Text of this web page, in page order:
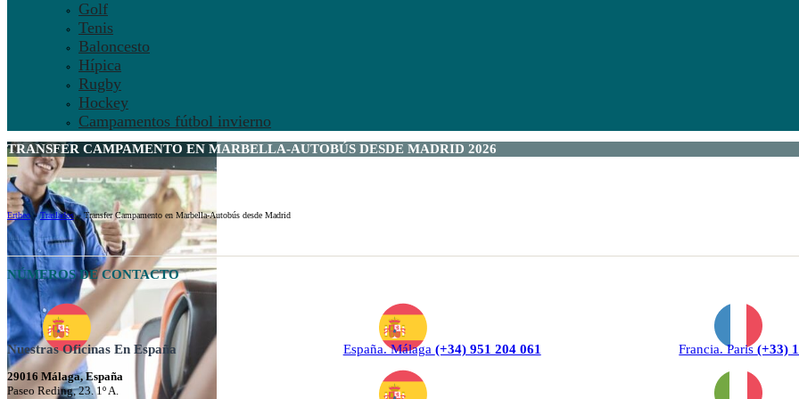
Golf
Tenis
Baloncesto
Hípica
Rugby
Hockey
Campamentos fútbol invierno
TRANSFER CAMPAMENTO EN MARBELLA-AUTOBÚS DESDE MADRID 2026
Ertheo »Traslados»Transfer Campamento en Marbella-Autobús desde Madrid
NÚMEROS DE CONTACTO
Nuestras Oficinas En España
29016 Málaga, España
Paseo Reding, 23. 1º A.
España. Málaga (+34) 951 204 061 Francia. Paris(+33)